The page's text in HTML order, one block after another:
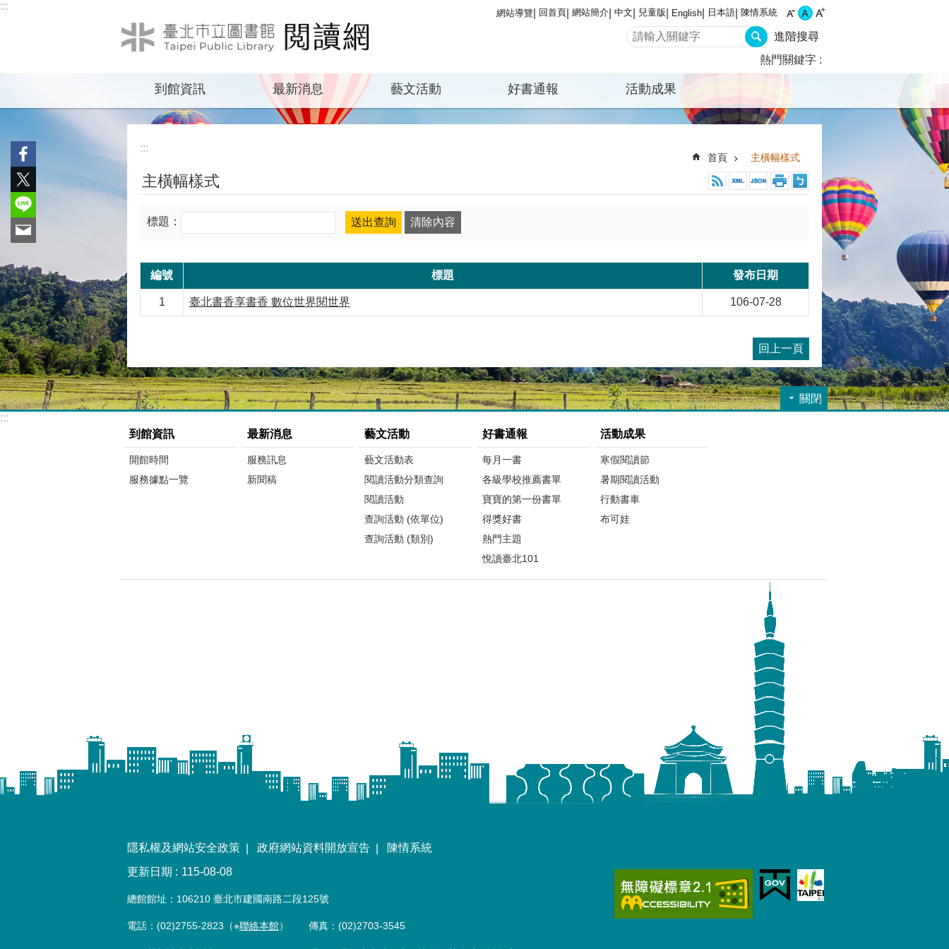
跳到主要內容區塊
:::
網站導覽 回首頁 網站簡介 中文 兒童版 English 日本語 陳情系統
進階搜尋
熱門關鍵字
到館資訊 最新消息 藝文活動 好書通報 活動成果
:::
首頁 主橫幅樣式
主橫幅樣式
標題：
編號 標題 發布日期
1 臺北書香享書香 數位世界閱世界 106-07-28
回上一頁
關閉
:::
到館資訊
開館時間
服務據點一覽
最新消息
服務訊息
新聞稿
藝文活動
藝文活動表
閱讀活動分類查詢
閱讀活動
查詢活動 (依單位)
查詢活動 (類別)
好書通報
每月一書
各級學校推薦書單
寶寶的第一份書單
得獎好書
熱門主題
悅讀臺北101
活動成果
寒假閱讀節
暑期閱讀活動
行動書車
布可娃
隱私權及網站安全政策 政府網站資料開放宣告
陳情系統
更新日期
115-08-08
總館館址：106210 臺北市建國南路二段125號
電話：(02)2755-2823（※聯絡本館） 傳真：(02)2703-3545